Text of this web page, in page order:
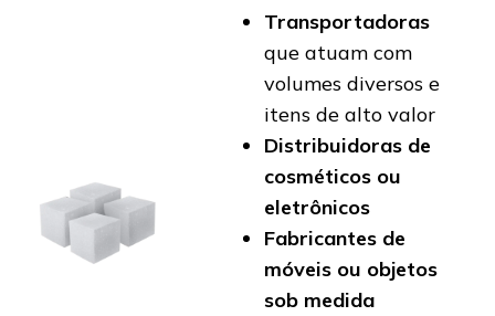
Transportadoras
que atuam com
volumes diversos e
itens de alto valor
Distribuidoras de
cosméticos ou
eletrônicos
Fabricantes de
móveis ou objetos
sob medida